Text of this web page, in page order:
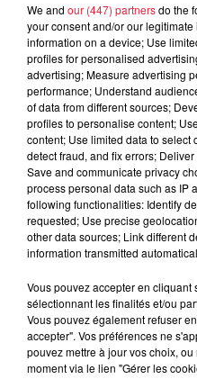
& Furious Xlors d'une
aux plus grands fans !
La soirée super fan
VIP : chaque client recevra
collector ainsi qu’une
Il y aura une cabine photo
des partenaires pour la
qu’un stand qui proposera
la soirée.
Il y aura aussi une moto
d’œil et les photos souvenir.
gagnants.
Avec la Séance Super
100% adrénaline:des
We and our (447) partnersdo the
your consent and/or our
information on a device; Use
profiles for personalised
advertising; Measure advertising
performance; Understand
of data from different sources;
profiles to personalise content;
content; Use limited data to select
detect fraud, and fix errors;
Save and communicate privacy
process personal data such as IP
following functionalities: Identify
requested; Use precise
other data sources; Link different
information transmitted
Vous pouvez accepter en cliquant
sélectionnant les finalités et/ou
Vous pouvez également refuser
accepter". Vos préférences ne
pouvez mettre à jour vos choix,
moment via le lien "Gérer les